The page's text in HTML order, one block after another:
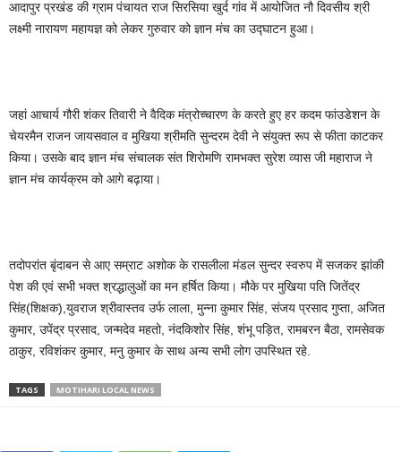
आदापुर प्रखंड की ग्राम पंचायत राज सिरसिया खुर्द गांव में आयोजित नौ दिवसीय श्री
लक्ष्मी नारायण महायज्ञ को लेकर गुरुवार को ज्ञान मंच का उद्घाटन हुआ।
जहां आचार्य गौरी शंकर तिवारी ने वैदिक मंत्रोच्चारण के करते हुए हर कदम फांउडेशन के
चेयरमैन राजन जायसवाल व मुखिया श्रीमति सुन्दरम देवी ने संयुक्त रूप से फीता काटकर
किया। उसके बाद ज्ञान मंच संचालक संत शिरोमणि रामभक्त सुरेश व्यास जी महाराज ने
ज्ञान मंच कार्यक्रम को आगे बढ़ाया।
तदोपरांत बृंदाबन से आए सम्राट अशोक के रासलीला मंडल सुन्दर स्वरुप में सजकर झांकी
पेश की एवं सभी भक्त श्रद्धालुओं का मन हर्षित किया। मौके पर मुखिया पति जितेंद्र
सिंह(शिक्षक),युवराज श्रीवास्तव उर्फ लाला, मुन्ना कुमार सिंह, संजय प्रसाद गुप्ता, अजित
कुमार, उपेंद्र प्रसाद, जन्मदेव महतो, नंदकिशोर सिंह, शंभू पड़ित, रामबरन बैठा, रामसेवक
ठाकुर, रविशंकर कुमार, मनु कुमार के साथ अन्य सभी लोग उपस्थित रहे.
TAGS MOTIHARI LOCAL NEWS